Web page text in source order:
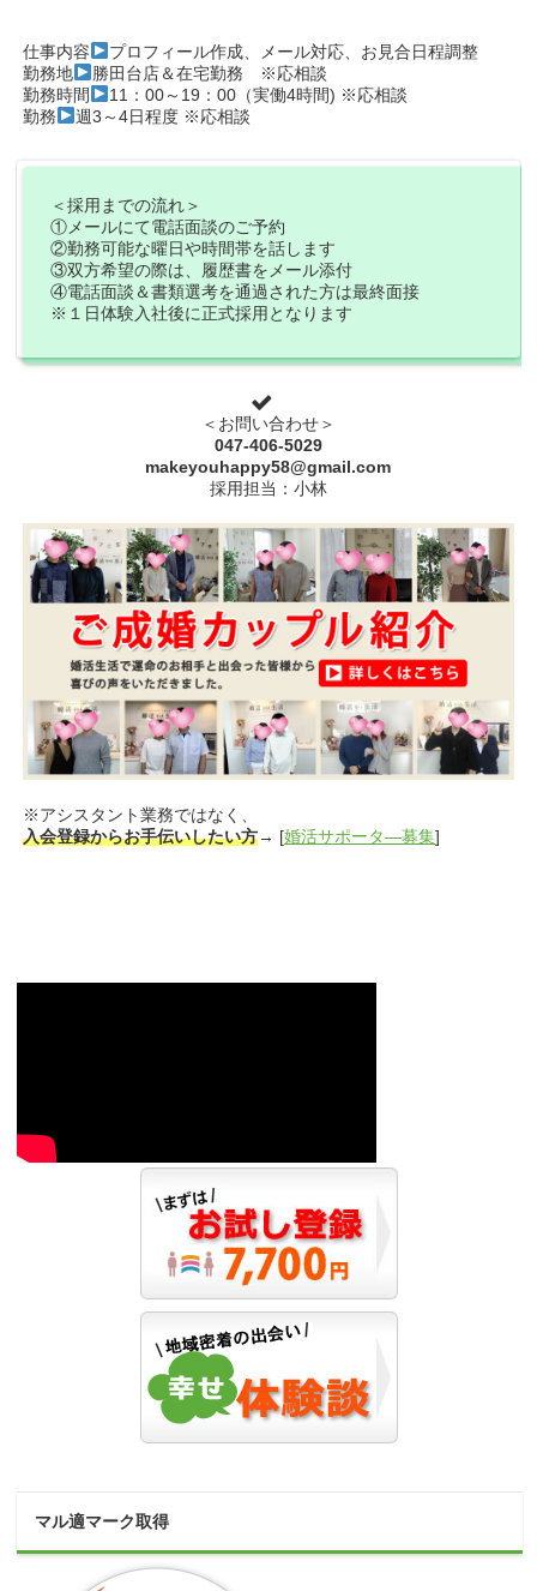
仕事内容
プロフィール作成、メール対応、お見合日程調整
勤務地
勝田台店＆在宅勤務 ※応相談
勤務時間
11：00～19：00（実働4時間) ※応相談
勤務
週3～4日程度 ※応相談
＜採用までの流れ＞
①メールにて電話面談のご予約
②勤務可能な曜日や時間帯を話します
③双方希望の際は、履歴書をメール添付
④電話面談＆書類選考を通過された方は最終面接
※１日体験入社後に正式採用となります
＜お問い合わせ＞
047-406-5029
makeyouhappy58@gmail.com
採用担当：小林
※アシスタント業務ではなく、
入会登録からお手伝いしたい方→ [婚活サポータ―募集]
マル適マーク取得